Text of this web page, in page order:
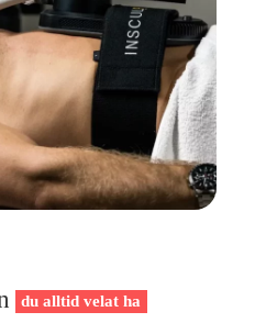
du alltid velat ha